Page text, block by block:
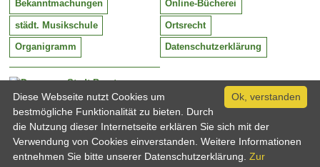
Stadt Barntrup
Mittelstraße 38
32683 Barntrup
Tel:
Email:
05263 / 409-0
info@barntrup.de
Bekanntmachungen Online-Bücherei
städt. Musikschule Ortsrecht
Organigramm Datenschutzerklärung
Ok, verstanden
Diese Webseite nutzt Cookies um
bestmögliche Funktionalität zu bieten. Durch
die Nutzung dieser Internetseite erklären Sie sich mit der
Verwendung von Cookies einverstanden. Weitere Informationen
entnehmen Sie bitte unserer Datenschutzerklärung. Zur